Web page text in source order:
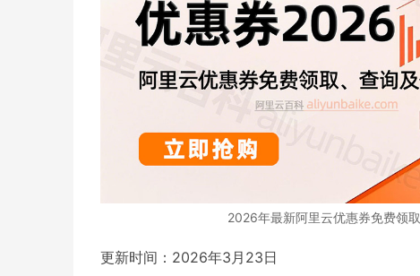
2026年最新阿里云优惠券免费领取
更新时间：2026年3月23日